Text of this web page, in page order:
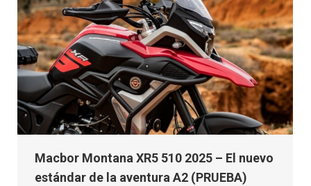
Macbor Montana XR5 510 2025 – El nuevo
estándar de la aventura A2 (PRUEBA)